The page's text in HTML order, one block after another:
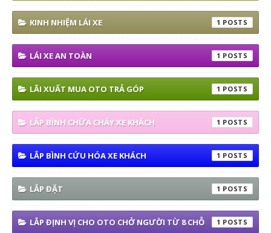
KINH NHIỆM LÁI XE 1
LÁI XE AN TOÀN 1
LÃI XUẤT MUA OTO TRẢ GÓP 1
LẮP BÌNH CHỮA CHÁY XE KHÁCH 1
LẮP BÌNH CỨU HÓA XE KHÁCH 1
LẮP ĐẶT 1
LẮP ĐỊNH VỊ CHO OTO CHỞ NGƯỜI TỪ 8 CHỖ 1